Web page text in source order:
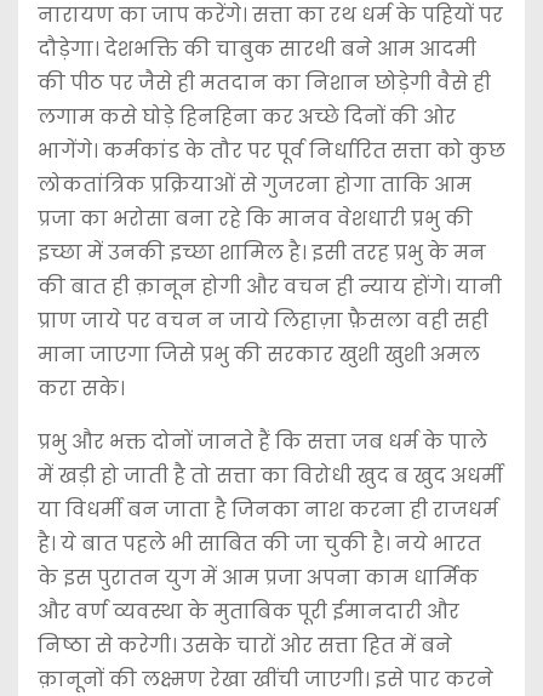
नारायण का जाप करेंगे। सत्ता का रथ धर्म के पहियों पर
दौड़ेगा। देशभक्ति की चाबुक सारथी बने आम आदमी
की पीठ पर जैसे ही मतदान का निशान छोड़ेगी वैसे ही
लगाम कसे घोड़े हिनहिना कर अच्छे दिनों की ओर
भागेंगे। कर्मकांड के तौर पर पूर्व निर्धारित सत्ता को कुछ
लोकतांत्रिक प्रक्रियाओं से गुजरना होगा ताकि आम
प्रजा का भरोसा बना रहे कि मानव वेशधारी प्रभु की
इच्छा में उनकी इच्छा शामिल है। इसी तरह प्रभु के मन
की बात ही क़ानून होगी और वचन ही न्याय होंगे। यानी
प्राण जाये पर वचन न जाये लिहाज़ा फ़ैसला वही सही
माना जाएगा जिसे प्रभु की सरकार खुशी खुशी अमल
करा सके।
प्रभु और भक्त दोनों जानते हैं कि सत्ता जब धर्म के पाले
में खड़ी हो जाती है तो सत्ता का विरोधी खुद ब खुद अधर्मी
या विधर्मी बन जाता है जिनका नाश करना ही राजधर्म
है। ये बात पहले भी साबित की जा चुकी है। नये भारत
के इस पुरातन युग में आम प्रजा अपना काम धार्मिक
और वर्ण व्यवस्था के मुताबिक पूरी ईमानदारी और
निष्ठा से करेगी। उसके चारों ओर सत्ता हित में बने
क़ानूनों की लक्ष्मण रेखा खींची जाएगी। इसे पार करने